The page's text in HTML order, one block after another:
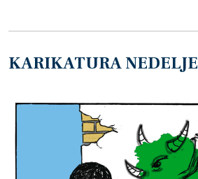
KARIKATURA NEDELJE